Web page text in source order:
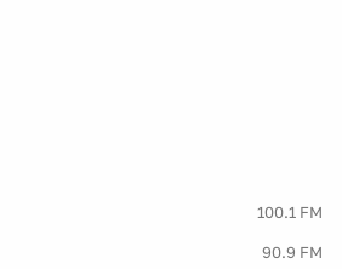
100.1 FM
90.9 FM